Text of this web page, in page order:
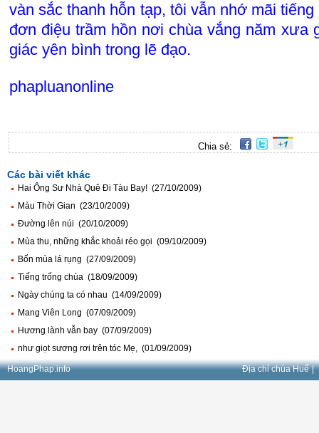
vàn sắc thanh hỗn tạp, tôi vẫn nhớ mãi
đơn điệu trầm hồn nơi chùa vắng năm xưa
giác yên bình trong lẽ đạo.
phapluanonline
Chia sẻ:
Các bài viết khác
Hai Ông Sư Nhà Quê Đi Tàu Bay! (27/10/2009)
Màu Thời Gian (23/10/2009)
Đường lên núi (20/10/2009)
Mùa thu, những khắc khoải réo gọi (09/10/2009)
Bốn mùa lá rụng (27/09/2009)
Tiếng trống chùa (18/09/2009)
Ngày chúng ta có nhau (14/09/2009)
Mang Viên Long (07/09/2009)
Hương lành vẫn bay (07/09/2009)
như giọt sương rơi trên tóc Mẹ, (01/09/2009)
HoangPhap.info Địa chỉ chùa Huế |